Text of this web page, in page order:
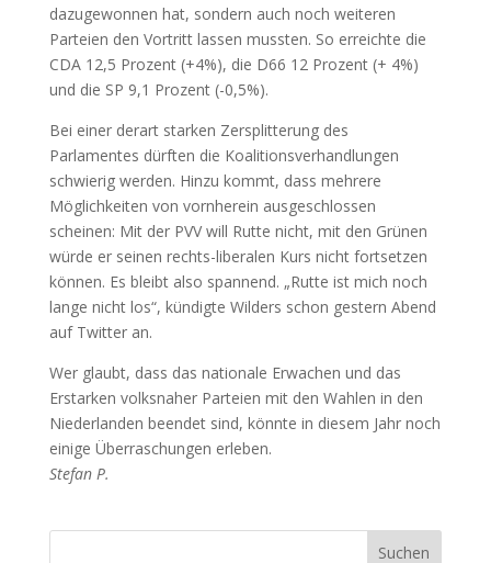
dazugewonnen hat, sondern auch noch weiteren
Parteien den Vortritt lassen mussten. So erreichte die
CDA 12,5 Prozent (+4%), die D66 12 Prozent (+ 4%)
und die SP 9,1 Prozent (-0,5%).
Bei einer derart starken Zersplitterung des
Parlamentes dürften die Koalitionsverhandlungen
schwierig werden. Hinzu kommt, dass mehrere
Möglichkeiten von vornherein ausgeschlossen
scheinen: Mit der PVV will Rutte nicht, mit den Grünen
würde er seinen rechts-liberalen Kurs nicht fortsetzen
können. Es bleibt also spannend. „Rutte ist mich noch
lange nicht los“, kündigte Wilders schon gestern Abend
auf Twitter an.
Wer glaubt, dass das nationale Erwachen und das
Erstarken volksnaher Parteien mit den Wahlen in den
Niederlanden beendet sind, könnte in diesem Jahr noch
einige Überraschungen erleben.
Stefan P.